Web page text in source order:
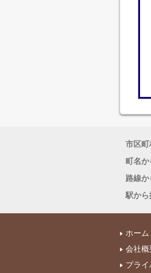
市区町
町名
路線
駅から
ホーム
会社概
プラ